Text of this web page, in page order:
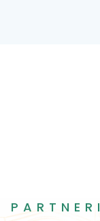
PARTNERI